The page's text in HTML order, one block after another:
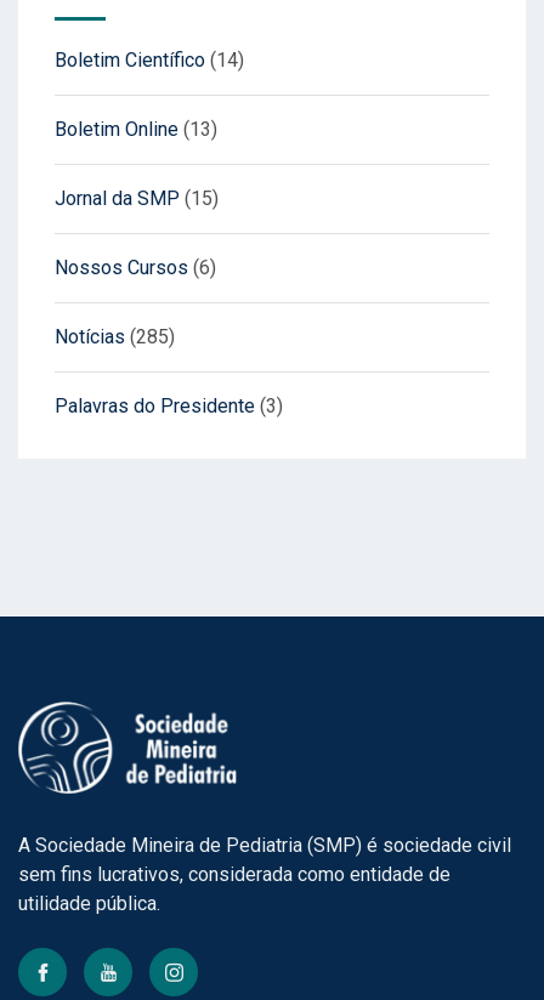
Boletim Científico (14)
Boletim Online (13)
Jornal da SMP (15)
Nossos Cursos (6)
Notícias (285)
Palavras do Presidente (3)
A Sociedade Mineira de Pediatria (SMP) é sociedade civil
sem fins lucrativos, considerada como entidade de
utilidade pública.